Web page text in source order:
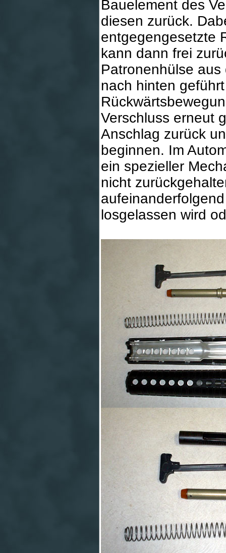
Bauelement des
diesen zurück.
entgegengesetzte
kann dann frei
Patronenhülse
nach hinten
Verschluss erneut
Anschlag zurück
beginnen. Im
ein spezieller
nicht
losgelassen wird